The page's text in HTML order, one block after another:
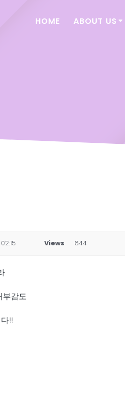
HOME ABOUT US
Views 644
부감도
!!